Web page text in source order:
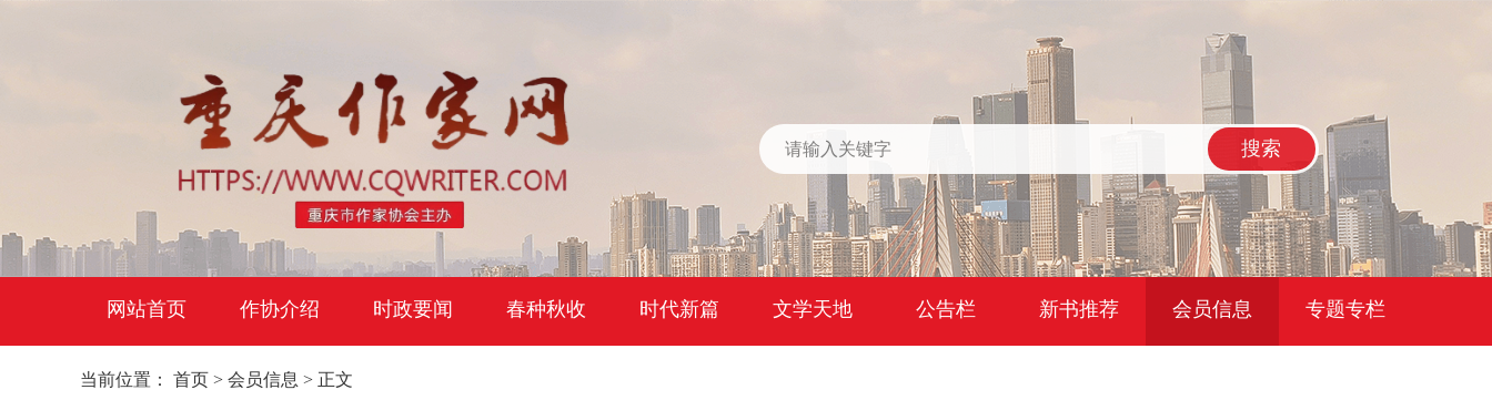
搜索
网站首页 作协介绍 时政要闻 春种秋收 时代新篇 文学天地 公告栏 新书推荐 会员信息 专题专栏
当前位置： 首页 > 会员信息 > 正文